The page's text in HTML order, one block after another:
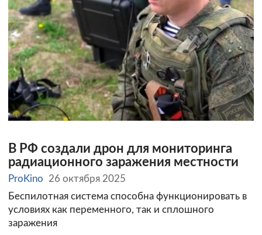
В РФ создали дрон для мониторинга
радиационного заражения местности
ProKino
26 октября 2025
Беспилотная система способна функционировать в
условиях как переменного, так и сплошного
заражения